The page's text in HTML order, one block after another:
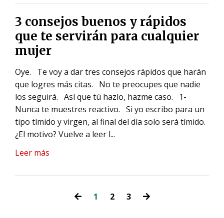
3 consejos buenos y rápidos
que te servirán para cualquier
mujer
Oye.
Te voy a dar tres consejos rápidos que harán
que logres más citas.
No te preocupes que nadie
los seguirá. Así que tú hazlo, hazme caso.
1-
Nunca te muestres reactivo. Si yo escribo para un
tipo tímido y virgen, al final del día solo será tímido.
¿El motivo? Vuelve a leer l...
Leer más
1 2 3